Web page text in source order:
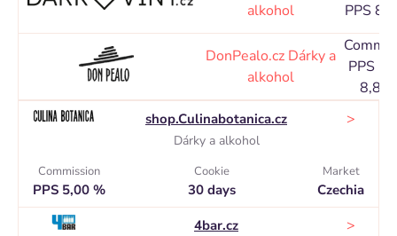
alkohol
PPS
DonPealo.cz Dárky a
alkohol
PPS
8,80
shop.Culinabotanica.cz
Dárky a alkohol
>
Commission
PPS 5,00 %
Cookie
30 days
Market
Czechia
4bar.cz
>